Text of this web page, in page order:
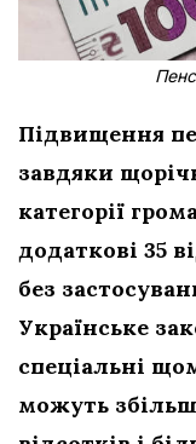
Підвищення
завдяки
категорії
додаткові 35
без
Українське
спеціальні
можуть